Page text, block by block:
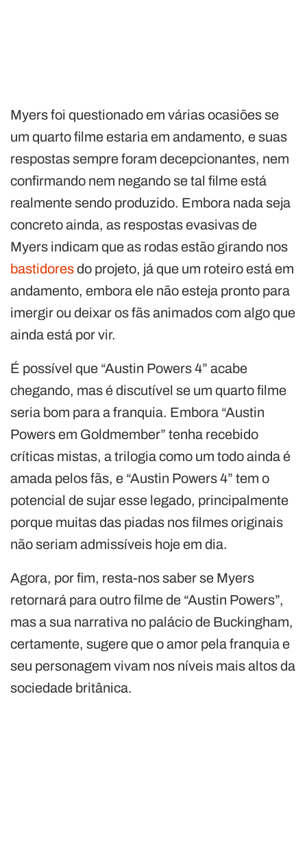
Myers foi questionado em várias ocasiões se
um quarto filme estaria em andamento, e suas
respostas sempre foram decepcionantes, nem
confirmando nem negando se tal filme está
realmente sendo produzido. Embora nada seja
concreto ainda, as respostas evasivas de
Myers indicam que as rodas estão girando nos
bastidoresdo projeto, já que um roteiro está em
andamento, embora ele não esteja pronto para
imergir ou deixar os fãs animados com algo que
ainda está por vir.
É possível que “Austin Powers 4” acabe
chegando, mas é discutível se um quarto filme
seria bom para a franquia. Embora “Austin
Powers em Goldmember” tenha recebido
críticas mistas, a trilogia como um todo ainda é
amada pelos fãs, e “Austin Powers 4” tem o
potencial de sujar esse legado, principalmente
porque muitas das piadas nos filmes originais
não seriam admissíveis hoje em dia.
Agora, por fim, resta-nos saber se Myers
retornará para outro filme de “Austin Powers”,
mas a sua narrativa no palácio de Buckingham,
certamente, sugere que o amor pela franquia e
seu personagem vivam nos níveis mais altos da
sociedade britânica.